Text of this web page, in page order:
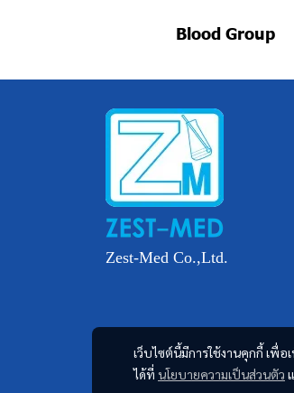
Blood Group
เว็บไซต์นี้มีการใช้งานคุกกี้ เพื่
ได้ที่ นโยบายความเป็นส่วนตัว
Zest-Med Co.,Ltd.